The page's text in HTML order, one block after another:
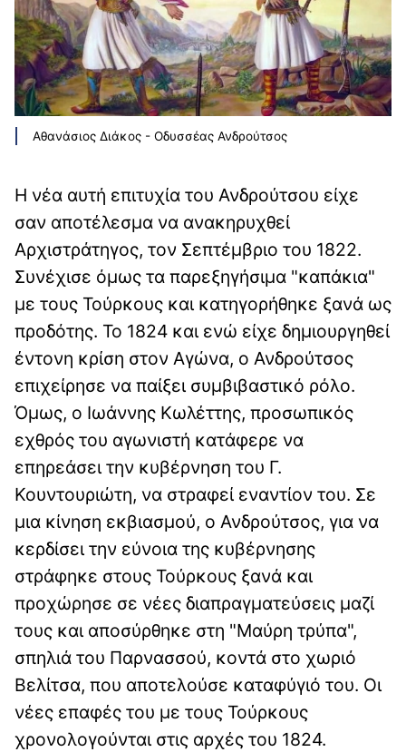
Αθανάσιος Διάκος - Οδυσσέας Ανδρούτσος
Η νέα αυτή επιτυχία του Ανδρούτσου είχε
σαν αποτέλεσμα να ανακηρυχθεί
Αρχιστράτηγος, τον Σεπτέμβριο του 1822.
Συνέχισε όμως τα παρεξηγήσιμα "καπάκια"
με τους Τούρκους και κατηγορήθηκε ξανά ως
προδότης. Το 1824 και ενώ είχε δημιουργηθεί
έντονη κρίση στον Αγώνα, ο Ανδρούτσος
επιχείρησε να παίξει συμβιβαστικό ρόλο.
Όμως, ο Ιωάννης Κωλέττης, προσωπικός
εχθρός του αγωνιστή κατάφερε να
επηρεάσει την κυβέρνηση του Γ.
Κουντουριώτη, να στραφεί εναντίον του. Σε
μια κίνηση εκβιασμού, ο Ανδρούτσος, για να
κερδίσει την εύνοια της κυβέρνησης
στράφηκε στους Τούρκους ξανά και
προχώρησε σε νέες διαπραγματεύσεις μαζί
τους και αποσύρθηκε στη "Μαύρη τρύπα",
σπηλιά του Παρνασσού, κοντά στο χωριό
Βελίτσα, που αποτελούσε καταφύγιό του. Οι
νέες επαφές του με τους Τούρκους
χρονολογούνται στις αρχές του 1824.